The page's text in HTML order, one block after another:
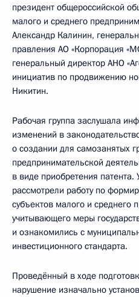
президент общероссийской
малого и среднего
Александр Калинин,
правления АО «Корпорация
генеральный директор АНО
инициатив по продвижению
Никитин.
Рабочая группа заслушала
изменений в
о создании для самозанятых
предпринимательской
в виде приобретения патента.
рассмотрели работу по
субъектов малого и среднего
учитывающего меры
и ознакомились с
инвестиционного стандарта.
Проведённый в ходе
нарушение изначально